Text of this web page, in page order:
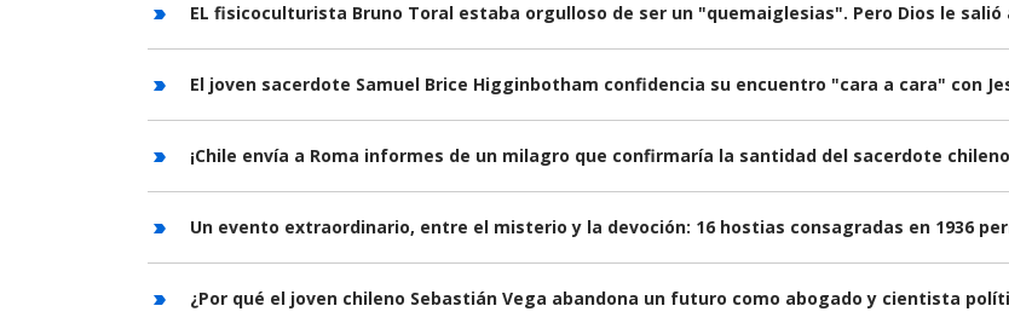
EL fisicoculturista Bruno Toral estaba orgulloso de ser un "quemaiglesias". Pero Dios le salió
El joven sacerdote Samuel Brice Higginbotham confidencia su encuentro "cara a cara" con
¡Chile envía a Roma informes de un milagro que confirmaría la santidad del sacerdote
Un evento extraordinario, entre el misterio y la devoción: 16 hostias consagradas en 1936
¿Por qué el joven chileno Sebastián Vega abandona un futuro como abogado y cientista